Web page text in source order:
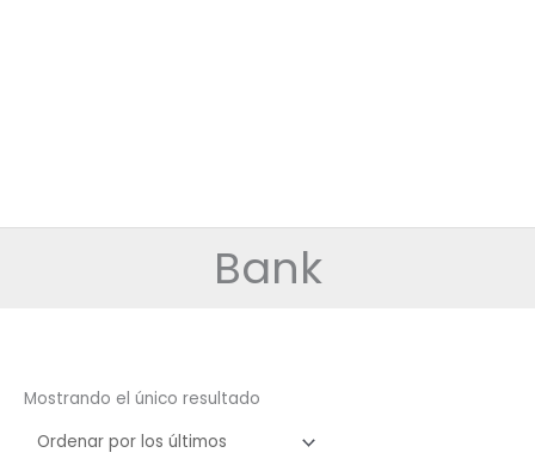
Bank
Mostrando el único resultado